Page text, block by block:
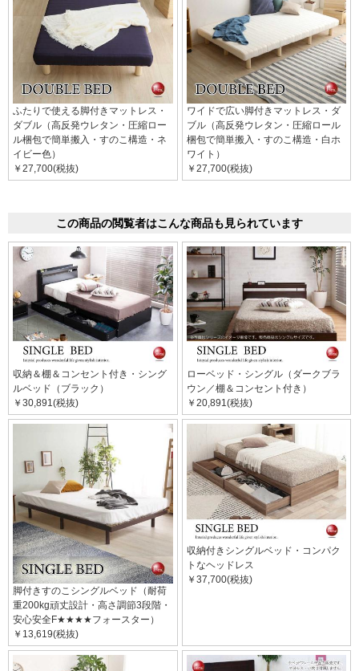
ふたりで使える脚付きマットレス・
ダブル（高反発ウレタン・圧縮ロー
ル梱包で簡単搬入・すのこ構造・ネ
イビー色）
￥27,700(税抜)
ワイドで広い脚付きマットレス・ダ
ブル（高反発ウレタン・圧縮ロール
梱包で簡単搬入・すのこ構造・白ホ
ワイト）
￥27,700(税抜)
この商品の閲覧者はこんな商品も見られています
収納＆棚＆コンセント付き・シング
ルベッド（ブラック）
￥30,891(税抜)
ローベッド・シングル（ダークブラ
ウン／棚＆コンセント付き）
￥20,891(税抜)
脚付きすのこシングルベッド（耐荷
重200kg頑丈設計・高さ調節3段階・
安心安全F★★★★フォースター）
￥13,619(税抜)
収納付きシングルベッド・コンパク
トなヘッドレス
￥37,700(税抜)